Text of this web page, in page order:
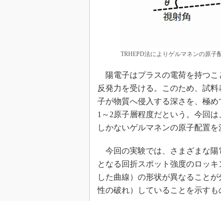
TRHEPD法によりゲルマネンの原子
陽電子はプラスの電荷を持つこ
反発力を受ける。このため、試
子が物質へ侵入する深さを、極
1～2原子層程度だという。今回
しかないゲルマネンの原子配置を
今回の実験では、さまざまな陽
となる回折スポット強度のロッ
した曲線）の形状が異なること
性の破れ）していることを示すも